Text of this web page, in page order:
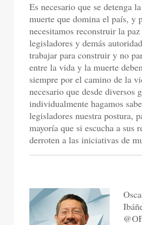
Es necesario que se detenga
muerte que domina el país, y
necesitamos reconstruir la
legisladores y demás
trabajar para construir y no
entre la vida y la muerte
siempre por el camino de la
necesario que desde diversos
individualmente hagamos
legisladores nuestra postura,
mayoría que si escucha a sus
derroten a las iniciativas de